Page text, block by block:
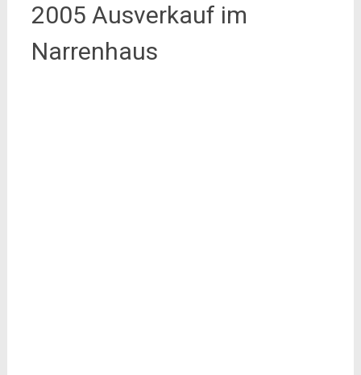
2005 Ausverkauf im
Narrenhaus